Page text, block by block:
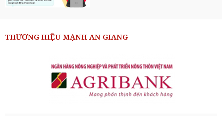
THƯƠNG HIỆU MẠNH AN GIANG